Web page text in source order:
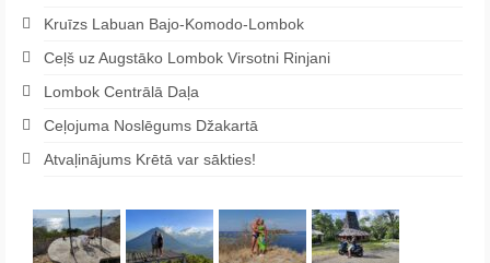
Kruīzs Labuan Bajo-Komodo-Lombok
Ceļš uz Augstāko Lombok Virsotni Rinjani
Lombok Centrālā Daļa
Ceļojuma Noslēgums Džakartā
Atvaļinājums Krētā var sākties!